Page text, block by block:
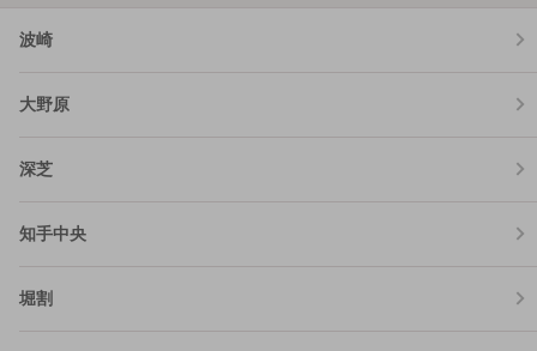
波崎
大野原
深芝
知手中央
堀割